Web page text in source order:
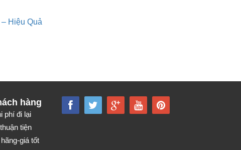
Hiệu Quả
hàng
phí đi lại
tiện
giá tốt